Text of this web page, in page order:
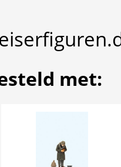
met: